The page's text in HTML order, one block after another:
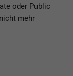
oder Public
mehr